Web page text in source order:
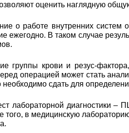
оценить наглядную
о работе внутренних
ежегодно. В таком случае
группы крови и резус-
операцией может стать
необходимо сдать для
диагностики –
в медицинскую